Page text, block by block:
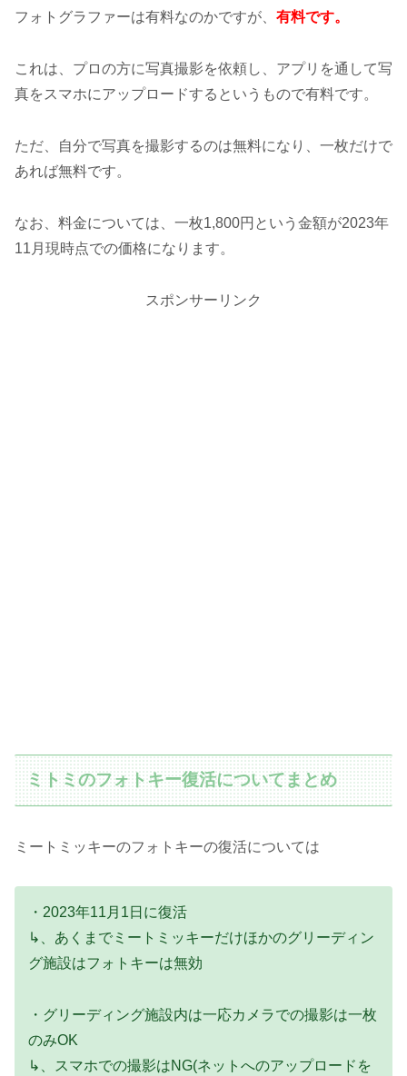
フォトグラファーは有料なのかですが、 有料です。
これは、プロの方に写真撮影を依頼し、アプリを通して写
真をスマホにアップロードするというもので有料です。
ただ、自分で写真を撮影するのは無料になり、一枚だけで
あれば無料です。
なお、料金については、一枚1,800円という金額が2023年
11月現時点での価格になります。
スポンサーリンク
ミトミのフォトキー復活についてまとめ
ミートミッキーのフォトキーの復活については
・2023年11月1日に復活
↳、あくまでミートミッキーだけほかのグリーディン
グ施設はフォトキーは無効
・グリーディング施設内は一応カメラでの撮影は一枚
のみOK
↳、スマホでの撮影はNG(ネットへのアップロードを